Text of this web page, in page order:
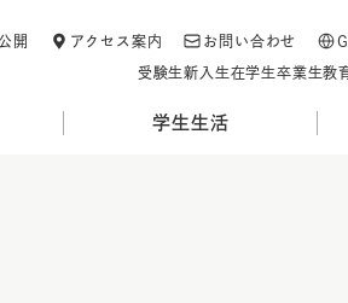
学生生活
開 アクセス案内 お問い合わせ
受験生新入生在学生卒業生教